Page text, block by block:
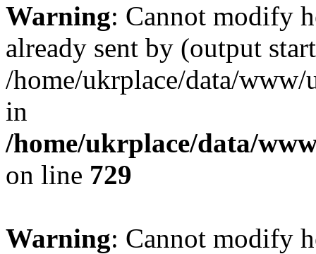
Warning: Cannot modify
already sent by (output
/home/ukrplace/data/
in
/home/ukrplace/data/
on line 729
Warning: Cannot modify